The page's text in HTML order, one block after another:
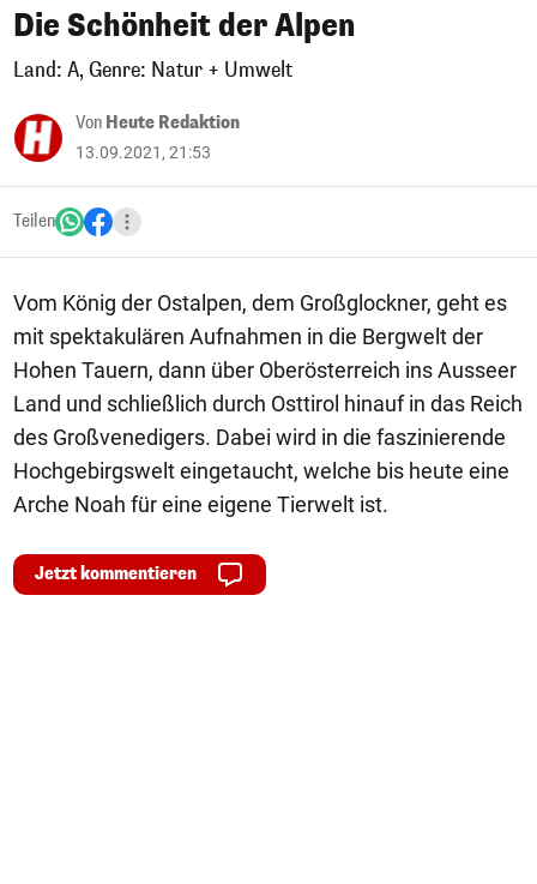
Die Schönheit der Alpen
Land: A, Genre: Natur + Umwelt
Von Heute Redaktion
13.09.2021, 21:53
Teilen
Vom König der Ostalpen, dem Großglockner, geht es
mit spektakulären Aufnahmen in die Bergwelt der
Hohen Tauern, dann über Oberösterreich ins Ausseer
Land und schließlich durch Osttirol hinauf in das Reich
des Großvenedigers. Dabei wird in die faszinierende
Hochgebirgswelt eingetaucht, welche bis heute eine
Arche Noah für eine eigene Tierwelt ist.
Jetzt kommentieren